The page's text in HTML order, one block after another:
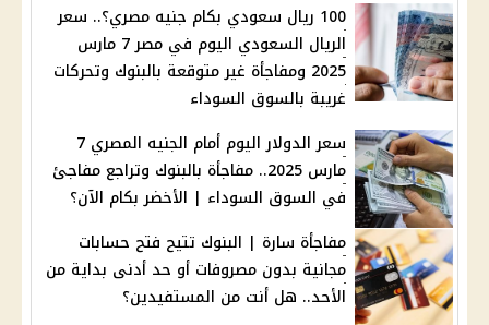
100 ريال سعودي بكام جنيه مصري؟.. سعر
الريال السعودي اليوم في مصر 7 مارس
2025 ومفاجأة غير متوقعة بالبنوك وتحركات
غريبة بالسوق السوداء
سعر الدولار اليوم أمام الجنيه المصري 7
مارس 2025.. مفاجأة بالبنوك وتراجع مفاجئ
في السوق السوداء | الأخضر بكام الآن؟
مفاجأة سارة | البنوك تتيح فتح حسابات
مجانية بدون مصروفات أو حد أدنى بداية من
الأحد.. هل أنت من المستفيدين؟